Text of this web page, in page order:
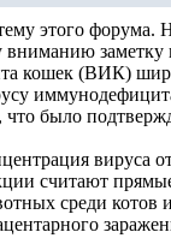
этого
вниманию
кошек (ВИК)
что было
считают
среди котов